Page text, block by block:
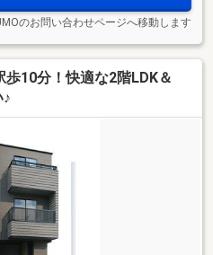
のお問い合わせページへ移動します
10分！快適な2階LDK＆